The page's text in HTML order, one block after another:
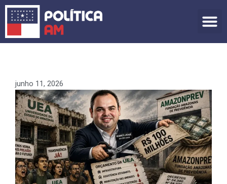
para
conteúdo
junho 11, 2026